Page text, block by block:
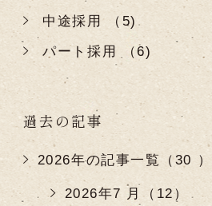
中途採用 （5)
パート採用 （6)
過去の記事
2026年の記事一覧（30 ）
2026年7 月（12）